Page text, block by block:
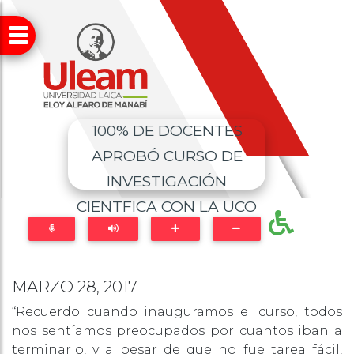
100% DE DOCENTES
APROBÓ CURSO DE
INVESTIGACIÓN
CIENTFICA CON LA UCO
MARZO 28, 2017
“Recuerdo cuando inauguramos el curso, todos
nos sentíamos preocupados por cuantos iban a
terminarlo, y a pesar de que no fue tarea fácil,